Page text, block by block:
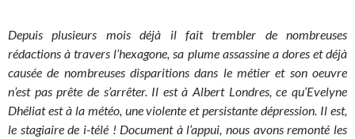
Depuis plusieurs mois déjà il fait trembler de nombreuses
rédactions à travers l’hexagone, sa plume assassine a dores et déjà
causée de nombreuses disparitions dans le métier et son oeuvre
n’est pas prête de s’arrêter. Il est à Albert Londres, ce qu’Evelyne
Dhéliat est à la météo, une violente et persistante dépression. Il est,
le stagiaire de i-télé ! Document à l’appui, nous avons remonté les